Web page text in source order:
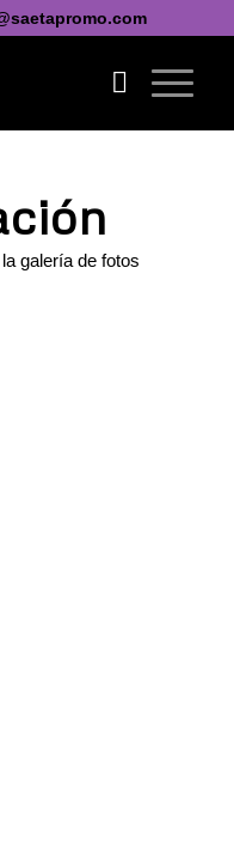
galería de fotos